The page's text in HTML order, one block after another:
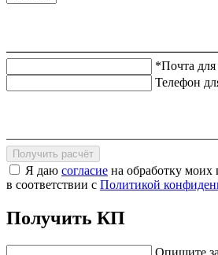
*Почта для
Телефон
Получить расчёт
Я даю согласие на обработку
в соответствии с Политикой
Получить КП
Опишите